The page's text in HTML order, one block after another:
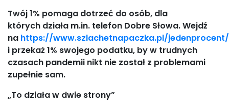
Twój 1% pomaga dotrzeć do osób, dla
których działa m.in. telefon Dobre Słowa. Wejdź
na https://www.szlachetnapaczka.pl/jedenprocent/
i przekaż 1% swojego podatku, by w trudnych
czasach pandemii nikt nie został z problemami
zupełnie sam.
„To działa w dwie strony”